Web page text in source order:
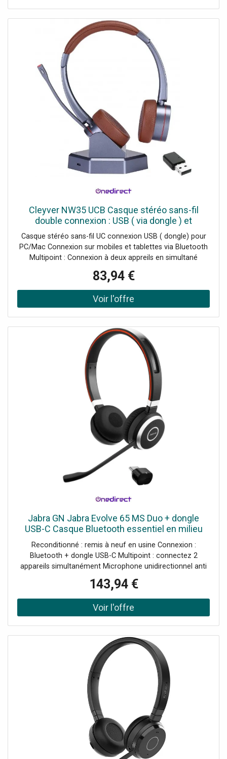
Cleyver NW35 UCB Casque stéréo sans-fil
double connexion : USB ( via dongle ) et
bluetooth
Casque stéréo sans-fil UC connexion USB ( dongle) pour
PC/Mac Connexion sur mobiles et tablettes via Bluetooth
Multipoint : Connexion à deux appreils en simultané
circonstances Serre-tête reglable et oreillettes simili-cuir
Version Duo pour rester concentré sur sa conversation
Portée 30 mètres Compatible tout softphone
83,94 €
Jabra GN Jabra Evolve 65 MS Duo + dongle
USB-C Casque Bluetooth essentiel en milieu
professionnel, avec certification Microsoft
Teams et dongle USB-C.
Reconditionné : remis à neuf en usine Connexion :
Bluetooth + dongle USB-C Multipoint : connectez 2
appareils simultanément Microphone unidirectionnel anti
bruit Portée allant jusqu'à 30 mètres Autonomie allant
jusqu'à 14 heures en écoute Voyant d'occupation intégré
sur le casque Branchement facile et rapide : Plug & Play
Certifié Microsoft Teams et optimisé UC
143,94 €